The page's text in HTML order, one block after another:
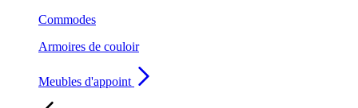
Commodes
Armoires de couloir
Meubles d'appoint